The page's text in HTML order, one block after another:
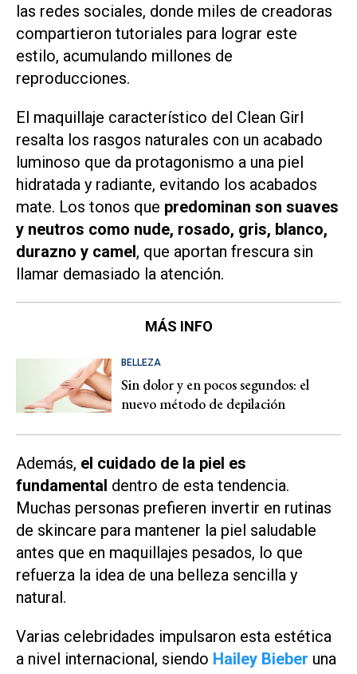
las redes sociales, donde miles de creadoras
compartieron tutoriales para lograr este
estilo, acumulando millones de
reproducciones.
El maquillaje característico del Clean Girl
resalta los rasgos naturales con un acabado
luminoso que da protagonismo a una piel
hidratada y radiante, evitando los acabados
mate. Los tonos que predominan son suaves
y neutros como nude, rosado, gris, blanco,
durazno y camel, que aportan frescura sin
llamar demasiado la atención.
MÁS INFO
BELLEZA
Sin dolor y en pocos segundos: el
nuevo método de depilación
Además, el cuidado de la piel es
fundamental dentro de esta tendencia.
Muchas personas prefieren invertir en rutinas
de skincare para mantener la piel saludable
antes que en maquillajes pesados, lo que
refuerza la idea de una belleza sencilla y
natural.
Varias celebridades impulsaron esta estética
a nivel internacional, siendo Hailey Bieber una